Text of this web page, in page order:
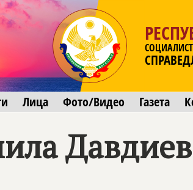
Лица Фото/Видео Газета